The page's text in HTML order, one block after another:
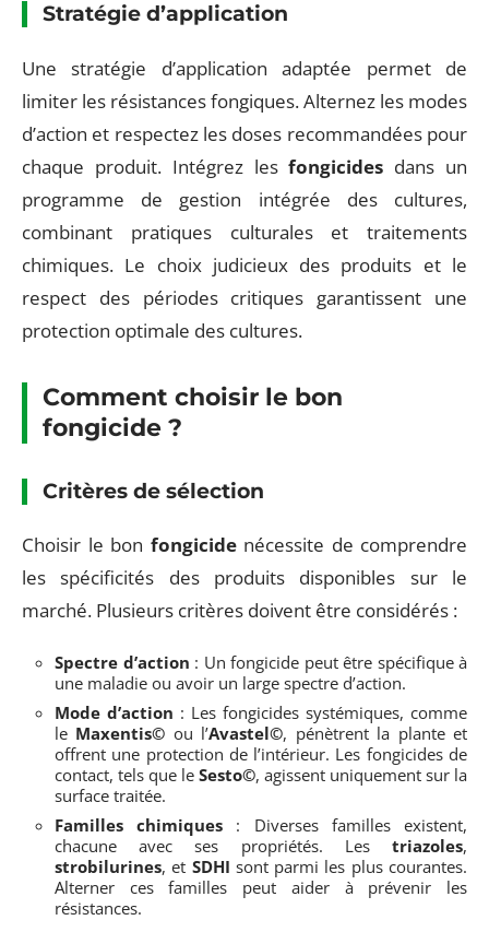
Stratégie d’application
Une stratégie d’application adaptée permet de
limiter les résistances fongiques. Alternez les modes
d’action et respectez les doses recommandées pour
chaque produit. Intégrez lesfongicides dans un
programme de gestion intégrée des cultures,
combinant pratiques culturales et traitements
chimiques. Le choix judicieux des produits et le
respect des périodes critiques garantissent une
protection optimale des cultures.
Comment choisir le bon
fongicide ?
Critères de sélection
Choisir le bon fongicidenécessite de comprendre
les spécificités des produits disponibles sur le
marché. Plusieurs critères doivent être considérés :
Spectre d’action : Un fongicide peut être spécifique à
une maladie ou avoir un large spectre d’action.
Mode d’action : Les fongicides systémiques, comme
le Maxentis© ou l’Avastel©, pénètrent la plante et
offrent une protection de l’intérieur. Les fongicides de
contact, tels que le Sesto©, agissent uniquement sur la
surface traitée.
Familles chimiques : Diverses familles existent,
chacune avec ses propriétés. Les triazoles,
strobilurines, et SDHI sont parmi les plus courantes.
Alterner ces familles peut aider à prévenir les
résistances.